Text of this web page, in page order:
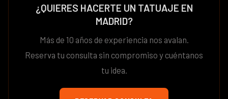
¿QUIERES HACERTE UN TATUAJE EN
MADRID?
Más de 10 años de experiencia nos avalan.
Reserva tu consulta sin compromiso y cuéntanos
tu idea.